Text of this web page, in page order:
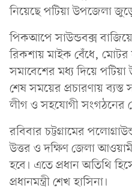
নিয়েছে পটিয়া উপজেলা
পিকআপে সাউন্ডবক্স
রিকশায় মাইক বেঁধে, মোটর
সমাবেশের মধ্য দিয়ে
শেষ সময়ের প্রচারণায়
লীগ ও সহযোগী সংগঠনের
রবিবার চট্টগ্রামের
উত্তর ও দক্ষিণ জেলা
হবে। এতে প্রধান অতিথি
প্রধানমন্ত্রী শেখ হাসিনা।